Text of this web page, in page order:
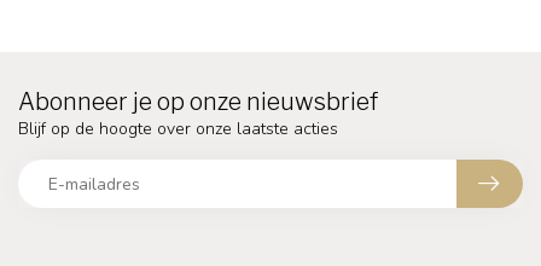
Abonneer je op onze nieuwsbrief
Blijf op de hoogte over onze laatste acties